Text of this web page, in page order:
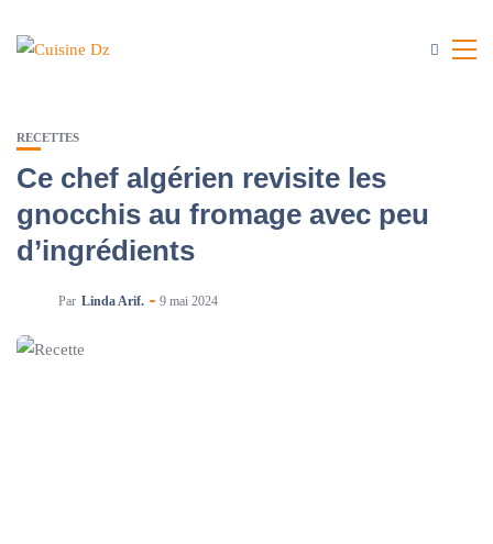
RECETTES
Ce chef algérien revisite les
gnocchis au fromage avec peu
d’ingrédients
Par Linda Arif. 9 mai 2024